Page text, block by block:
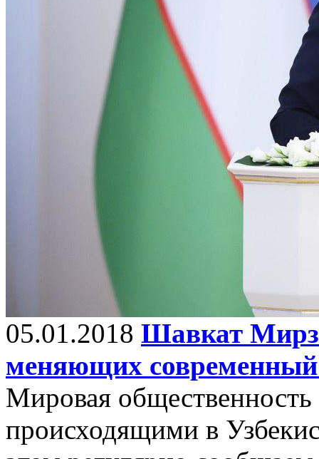
05.01.2018 Шавкат
меняющих
Мировая общественность
происходящими в